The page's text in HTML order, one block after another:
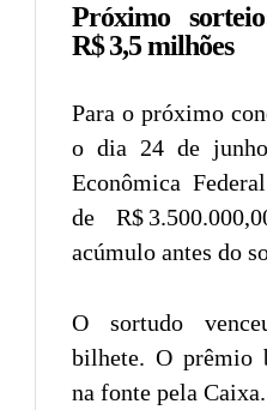
Próximo
R$ 3,5 milhões
Para o próximo
o dia 24 de
Econômica
de R$
acúmulo antes do
O sortudo
bilhete. O prêmio
na fonte pela Caixa.